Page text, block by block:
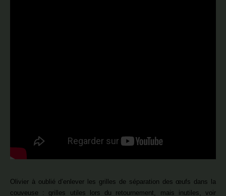
Olivier à oublié d’enlever les grilles de séparation des œufs dans la
couveuse : grilles utiles lors du retournement, mais inutiles, voir